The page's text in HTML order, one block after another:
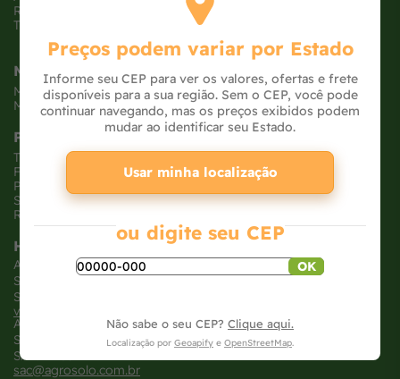
Receba Ofertas
Tabloide de Ofertas
Minha Conta
Meus pedidos
Meus dados
Políticas
Trocas e devoluções
Formas de pagamento
Políticas de entrega
Segurança e privacidade
Relatório Transparência Salarial
Horários
Atendimento loja virtual
SEG - SEX: 8h às 18H
SAB: 8h às 12H
vendasonline@agrosolo.com.br
Atendimento loja física
SEG - SEX: 7:30h às 20H
SAB: 8h às 18H
sac@agrosolo.com.br
Preços podem variar por Estado
Informe seu CEP para ver os valores, ofertas e frete
disponíveis para a sua região. Sem o CEP, você pode
continuar navegando, mas os preços exibidos podem
mudar ao identificar seu Estado.
Usar minha localização
ou digite seu CEP
OK
Não sabe o seu CEP? Clique aqui.
Localização por Geoapify e OpenStreetMap